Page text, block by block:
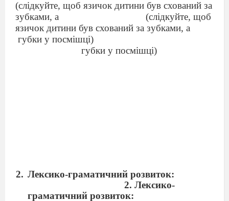
(слідкуйте, щоб язичок дитини був схований за
зубками, а
(слідкуйте, щоб
язичок дитини був схований за зубками, а
губки у посмішці)
губки у посмішці)
Лексико-граматичний розвиток:
2. Лексико-
граматичний розвиток: